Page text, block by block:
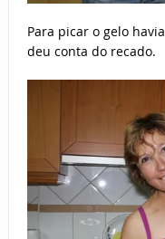
Para picar o gelo
deu conta do recado.